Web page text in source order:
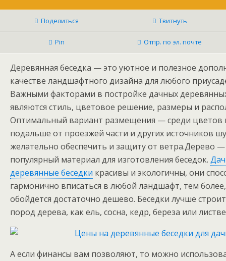
Поделиться Твитнуть
Pin Отпр. по эл. почте
Деревянная беседка — это уютное и полезное
качестве ландшафтного дизайна для любого
Важными факторами в постройке дачных
являются стиль, цветовое решение, размеры и
Оптимальный вариант размещения — среди цветов
подальше от проезжей части и других источников
желательно обеспечить и защиту от ветра.Дерево —
популярный материал для изготовления беседок.
деревянные беседки красивы и экологичны, они
гармонично вписаться в любой ландшафт, тем
обойдется достаточно дешево. Беседки лучше
пород дерева, как ель, сосна, кедр, береза или
А если финансы вам позволяют, то можно